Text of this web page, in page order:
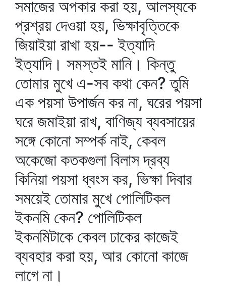
সমাজের অপকার করা হয়, আলস্যকে
প্রশ্রয় দেওয়া হয়, ভিক্ষাবৃত্তিকে
জিয়াইয়া রাখা হয়-- ইত্যাদি
ইত্যাদি। সমস্তই মানি। কিন্তু
তোমার মুখে এ-সব কথা কেন? তুমি
এক পয়সা উপার্জন কর না, ঘরের পয়সা
ঘরে জমাইয়া রাখ, বাণিজ্য ব্যবসায়ের
সঙ্গে কোনো সম্পর্ক নাই, কেবল
অকেজো কতকগুলা বিলাস দ্রব্য
কিনিয়া পয়সা ধ্বংস কর, ভিক্ষা দিবার
সময়েই তোমার মুখে পোলিটিকল
ইকনমি কেন? পোলিটিকল
ইকনমিটাকে কেবল ঢাকের কাজেই
ব্যবহার করা হয়, আর কোনো কাজে
লাগে না।